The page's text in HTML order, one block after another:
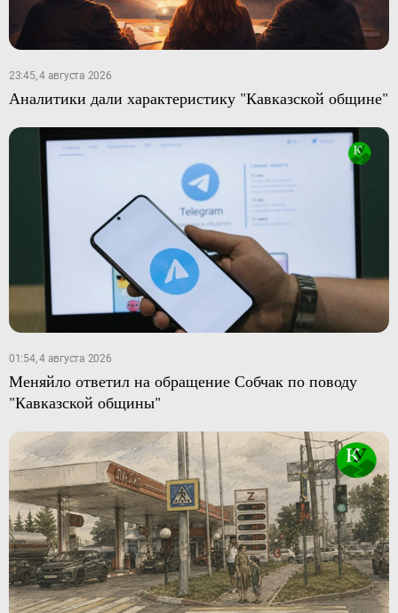
23:45, 4 августа 2026
Аналитики дали характеристику "Кавказской общине"
01:54, 4 августа 2026
Меняйло ответил на обращение Собчак по поводу
"Кавказской общины"